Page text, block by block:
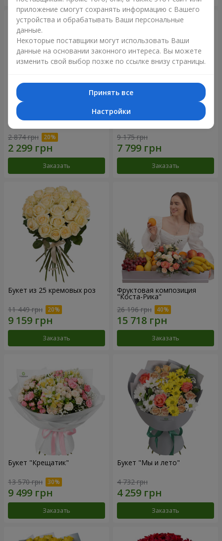
Букет "Времена года"
2 874 грн
Заказать
Букет из 21 кремовой розы
9 175 грн
Заказать
Букет из 25 кремовых роз
11 449 грн
Заказать
Фруктовая композиция
"Коста-Рика"
26 196 грн
Заказать
Букет "Крещатик"
13 570 грн
Заказать
Букет "Мы и лето"
4 732 грн
Заказать
приложение смогут сохранять информацию с Вашего
устройства и обрабатывать Ваши персональные
данные.
Некоторые поставщики могут использовать Ваши
данные на основании законного интереса. Вы можете
изменить свой выбор позже по ссылке внизу страницы.
Принять все
Настройки